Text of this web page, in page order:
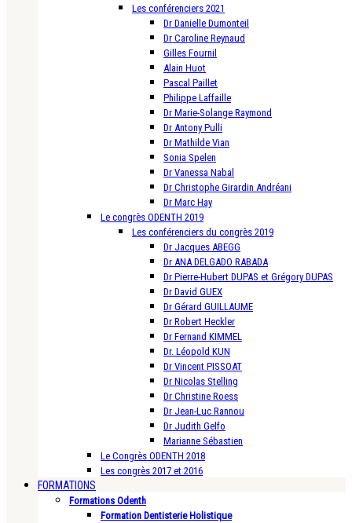
Les conférenciers 2021
Dr Danielle Dumonteil
Dr Caroline Reynaud
Gilles Fournil
Alain Huot
Pascal Paillet
Philippe Laffaille
Dr Marie-Solange Raymond
Dr Antony Pulli
Dr Mathilde Vian
Sonia Spelen
Dr Vanessa Nabal
Dr Christophe Girardin Andréani
Dr Marc Hay
Le congrès ODENTH 2019
Les conférenciers du congrès 2019
Dr Jacques ABEGG
Dr ANA DELGADO RABADA
Dr Pierre-Hubert DUPAS et Grégory DUPAS
Dr David GUEX
Dr Gérard GUILLAUME
Dr Robert Heckler
Dr Fernand KIMMEL
Dr. Léopold KUN
Dr Vincent PISSOAT
Dr Nicolas Stelling
Dr Christine Roess
Dr Jean-Luc Rannou
Dr Judith Gelfo
Marianne Sébastien
Le Congrès ODENTH 2018
Les congrès 2017 et 2016
FORMATIONS
Formations Odenth
Formation Dentisterie Holistique